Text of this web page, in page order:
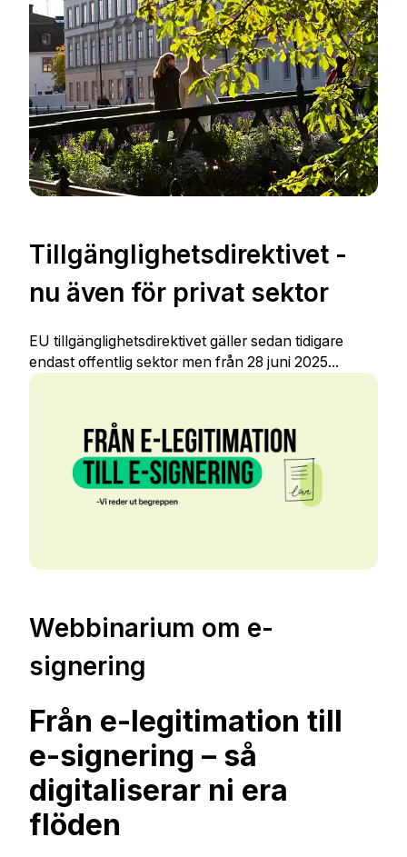
Tillgänglighetsdirektivet -
nu även för privat sektor
EU tillgänglighetsdirektivet gäller sedan tidigare
endast offentlig sektor men från 28 juni 2025...
Webbinarium om e-
signering
Från e-legitimation till
e-signering – så
digitaliserar ni era
flöden